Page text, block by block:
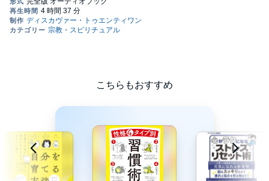
思考をいますぐプラスに変える45のスキルを完全図解!
愚痴や不満ばかり口にしている、休みの日まで仕事のことが頭か
ら離れない、
うまく気持ち・気分を切り替えられない、人の評価や目ばかり気
こちらもおすすめ